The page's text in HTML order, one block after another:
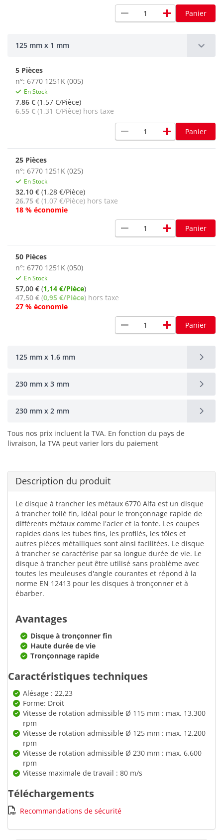
remove add Panier
125 mm x 1 mm
5 Pièces
n°: 6770 1251K (005)
En Stock
7,86 € (1,57 €/Pièce)
6,55 € (1,31 €/Pièce) hors taxe
remove add Panier
25 Pièces
n°: 6770 1251K (025)
En Stock
32,10 € (1,28 €/Pièce)
26,75 € (1,07 €/Pièce) hors taxe
18 % économie
remove add Panier
50 Pièces
n°: 6770 1251K (050)
En Stock
57,00 € (1,14 €/Pièce)
47,50 € (0,95 €/Pièce) hors taxe
27 % économie
remove add Panier
125 mm x 1,6 mm
230 mm x 3 mm
230 mm x 2 mm
Tous nos prix incluent la TVA. En fonction du pays de
livraison, la TVA peut varier lors du paiement
Description du produit
Le disque à trancher les métaux 6770 Alfa est un disque
à trancher toilé fin, idéal pour le tronçonnage rapide de
différents métaux comme l'acier et la fonte. Les coupes
rapides dans les tubes fins, les profilés, les tôles et
autres pièces métalliques sont ainsi facilitées. Le disque
à trancher se caractérise par sa longue durée de vie. Le
disque à trancher peut être utilisé sans problème avec
toutes les meuleuses d'angle courantes et répond à la
norme EN 12413 pour les disques à tronçonner et à
ébarber.
Avantages
Disque à tronçonner fin
Haute durée de vie
Tronçonnage rapide
Caractéristiques techniques
Alésage : 22,23
Forme: Droit
Vitesse de rotation admissible Ø 115 mm : max. 13.300
rpm
Vitesse de rotation admissible Ø 125 mm : max. 12.200
rpm
Vitesse de rotation admissible Ø 230 mm : max. 6.600
rpm
Vitesse maximale de travail : 80 m/s
Téléchargements
Recommandations de sécurité